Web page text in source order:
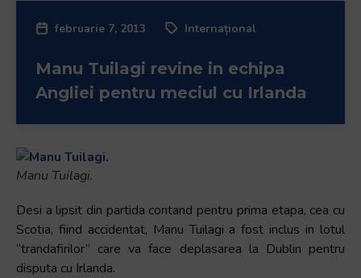
One
Accessibility
screen
reader,
press
"Ctrl
februarie 7, 2013 Internațional
Manu Tuilagi revine in echipa
Angliei pentru meciul cu Irlanda
Manu Tuilagi.
Desi a lipsit din partida contand pentru prima etapa, cea cu
Scotia, fiind accidentat, Manu Tuilagi a fost inclus in lotul
“trandafirilor” care va face deplasarea la Dublin pentru
disputa cu Irlanda.